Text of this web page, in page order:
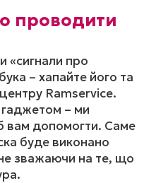
проводити
«сигнали про
– хапайте його та
Ramservice.
– ми
вам допомогти. Саме
буде виконано
зважаючи на те, що